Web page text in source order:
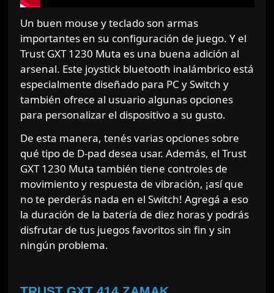
Un buen mouse y teclado son armas
importantes en su configuración de juego. Y el
Trust GXT 1230 Muta es una buena adición al
arsenal. Este joystick bluetooth inalámbrico está
especialmente diseñado para PC y Switch y
también ofrece al usuario algunas opciones
para personalizar el dispositivo a su gusto.
De esta manera, tenés varias opciones sobre
qué tipo de D-pad desea usar. Además, el Trust
GXT 1230 Muta también tiene controles de
movimiento y respuesta de vibración, ¡así que
no te perderás nada en el Switch! Agregá a eso
la duración de la batería de diez horas y podrás
disfrutar de tus juegos favoritos sin fin y sin
ningún problema.